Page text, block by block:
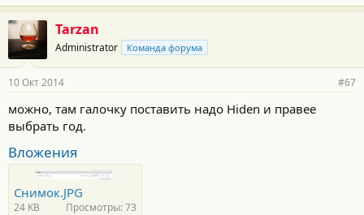
Tarzan
Administrator Команда форума
10 Окт 2014 #67
можно, там галочку поставить надо Hiden и правее
выбрать год.
Вложения
Снимок.JPG
24 KB Просмотры: 73